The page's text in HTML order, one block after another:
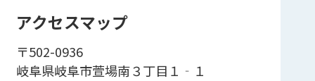
アクセスマップ
〒502-0936
岐阜県岐阜市萱場南３丁目１‐１